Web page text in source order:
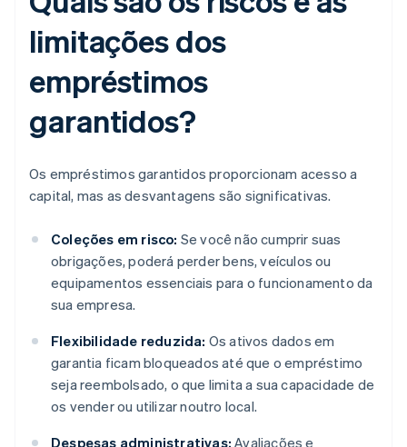
limitações dos
empréstimos
garantidos?
Os empréstimos garantidos proporcionam acesso a
capital, mas as desvantagens são significativas.
Coleções em risco: Se você não cumprir suas
obrigações, poderá perder bens, veículos ou
equipamentos essenciais para o funcionamento da
sua empresa.
Flexibilidade reduzida: Os ativos dados em
garantia ficam bloqueados até que o empréstimo
seja reembolsado, o que limita a sua capacidade de
os vender ou utilizar noutro local.
Despesas administrativas: Avaliações e